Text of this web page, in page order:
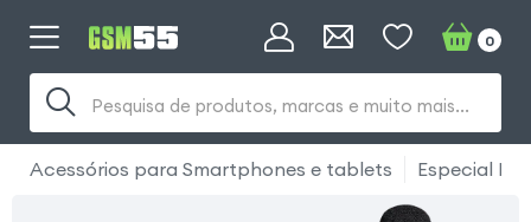
Pesquisa de produtos, marcas e muito mais...
0
Acessórios para Smartphones e tablets Especial